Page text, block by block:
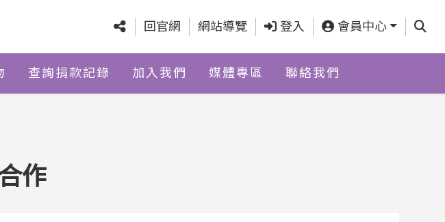
回官網 網站導覽 登入 會員中心 查詢
查詢捐款記錄 加入我們 媒體專區 聯絡我們
作